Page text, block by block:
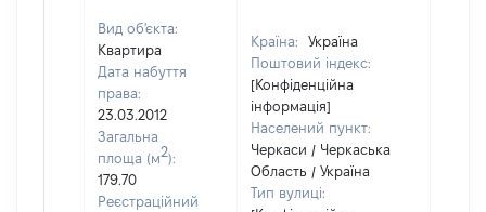
Вид об'єкта:
Квартира
Дата набуття
права:
23.03.2012
Загальна
площа (м2):
179.70
Реєстраційний
Країна:
Україна
Поштовий індекс:
[Конфіденційна
інформація]
Населений пункт:
Черкаси / Черкаська
Область / Україна
Тип вулиці: